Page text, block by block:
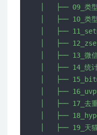
│   ├── 09_类
│   ├── 10_类
│   ├──
│   ├──
│   ├── 13_微
│   ├── 14_统
│   ├──
│   ├──
│   ├── 17_去
│   ├──
│   ├── 19_天